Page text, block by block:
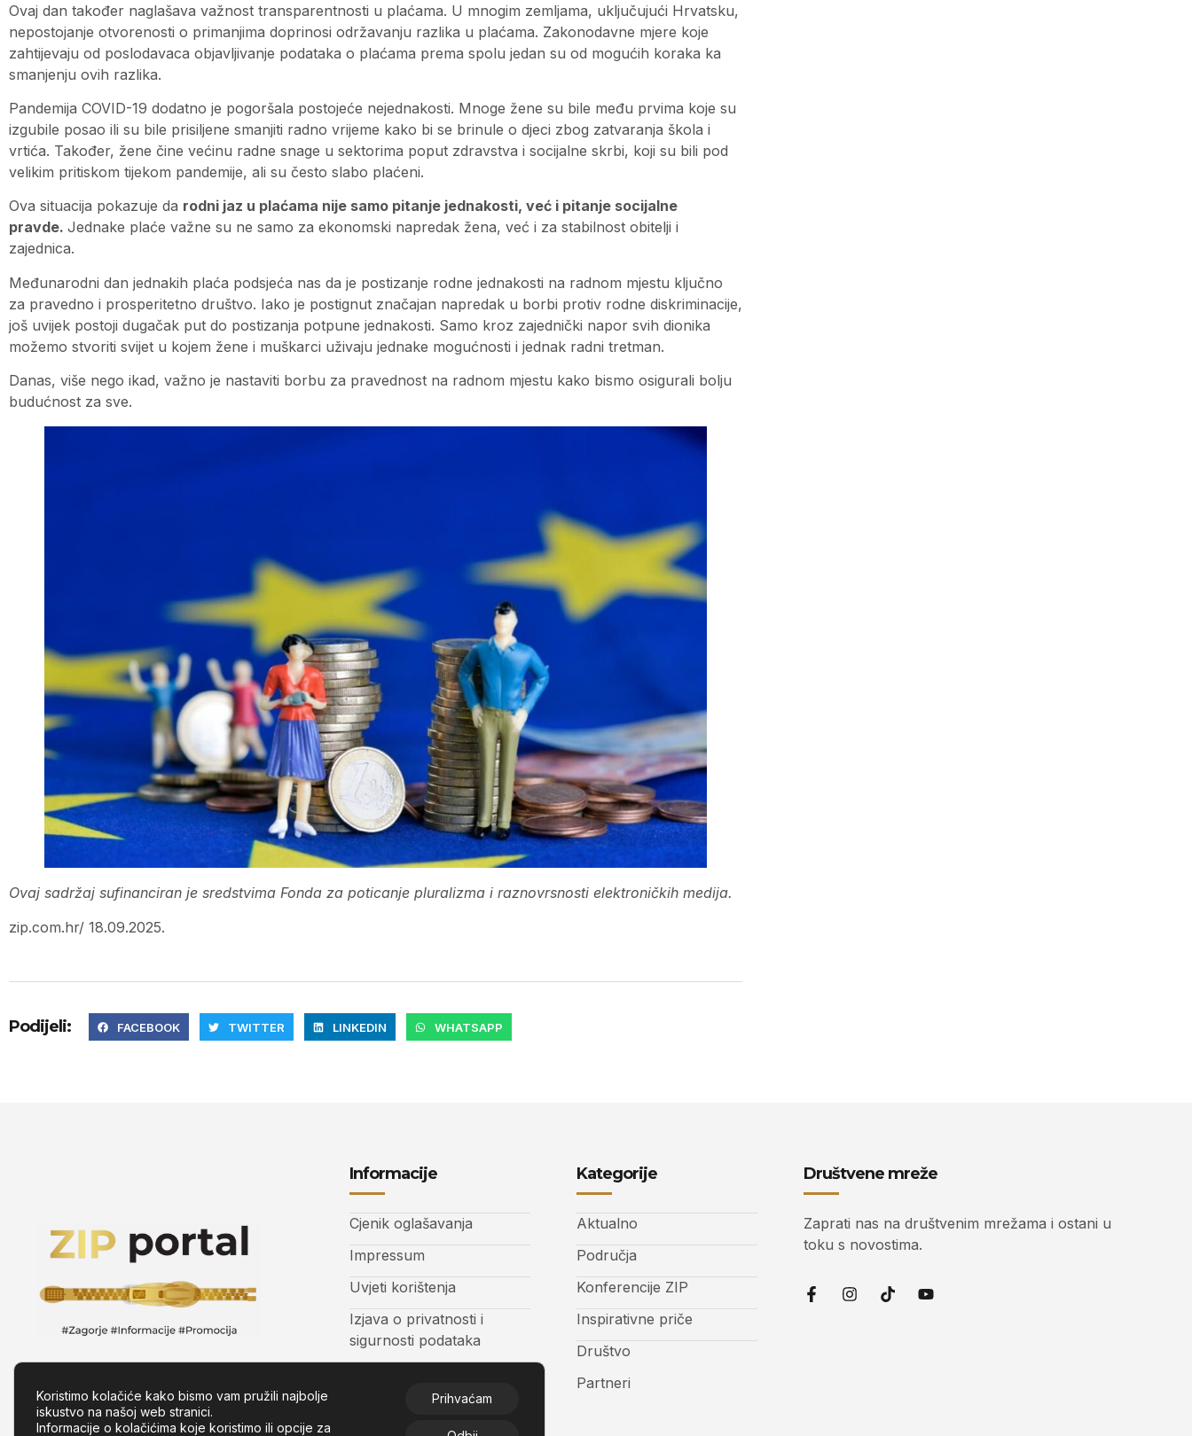
Ovaj dan također naglašava važnost transparentnosti u plaćama. U mnogim zemljama, uključujući Hrvatsku,
nepostojanje otvorenosti o primanjima doprinosi održavanju razlika u plaćama. Zakonodavne mjere koje
zahtijevaju od poslodavaca objavljivanje podataka o plaćama prema spolu jedan su od mogućih koraka ka
smanjenju ovih razlika.
Pandemija COVID-19 dodatno je pogoršala postojeće nejednakosti. Mnoge žene su bile među prvima koje su
izgubile posao ili su bile prisiljene smanjiti radno vrijeme kako bi se brinule o djeci zbog zatvaranja škola i
vrtića. Također, žene čine većinu radne snage u sektorima poput zdravstva i socijalne skrbi, koji su bili pod
velikim pritiskom tijekom pandemije, ali su često slabo plaćeni.
Ova situacija pokazuje da rodni jaz u plaćama nije samo pitanje jednakosti, već i pitanje socijalne
pravde. Jednake plaće važne su ne samo za ekonomski napredak žena, već i za stabilnost obitelji i
zajednica.
Međunarodni dan jednakih plaća podsjeća nas da je postizanje rodne jednakosti na radnom mjestu ključno
za pravedno i prosperitetno društvo. Iako je postignut značajan napredak u borbi protiv rodne diskriminacije,
još uvijek postoji dugačak put do postizanja potpune jednakosti. Samo kroz zajednički napor svih dionika
možemo stvoriti svijet u kojem žene i muškarci uživaju jednake mogućnosti i jednak radni tretman.
Danas, više nego ikad, važno je nastaviti borbu za pravednost na radnom mjestu kako bismo osigurali bolju
budućnost za sve.
Ovaj sadržaj sufinanciran je sredstvima Fonda za poticanje pluralizma i raznovrsnosti elektroničkih medija.
zip.com.hr/ 18.09.2025.
Podijeli: FACEBOOK TWITTER LINKEDIN WHATSAPP
Informacije
Cjenik oglašavanja
Impressum
Uvjeti korištenja
Izjava o privatnosti i
sigurnosti podataka
Kategorije
Aktualno
Područja
Konferencije ZIP
Inspirativne priče
Društvo
Partneri
Društvene mreže
Zaprati nas na društvenim mrežama i ostani u
toku s novostima.
Koristimo kolačiće kako bismo vam pružili najbolje
iskustvo na našoj web stranici.
Informacije o kolačićima koje koristimo ili opcije za
Prihvaćam